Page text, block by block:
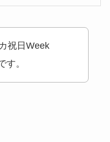
祝日Week
す。